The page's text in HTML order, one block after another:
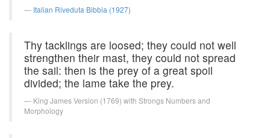
Italian Riveduta Bibbia (1927)
Thy tacklings are loosed; they could not well
strengthen their mast, they could not spread
the sail: then is the prey of a great spoil
divided; the lame take the prey.
King James Version (1769) with Strongs Numbers and
Morphology